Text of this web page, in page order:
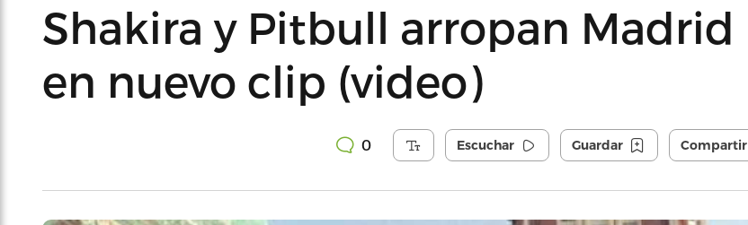
Shakira y Pitbull arropan Madrid
en nuevo clip (video)
0 Escuchar Guardar Compartir